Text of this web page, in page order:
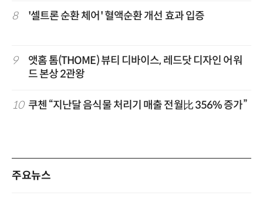
8 '셀트론 순환 체어' 혈액순환 개선 효과 입증
9
앳홈 톰(THOME) 뷰티 디바이스, 레드닷 디자인 어워
드 본상 2관왕
10 쿠첸 “지난달 음식물 처리기 매출 전월比 356% 증가”
주요뉴스